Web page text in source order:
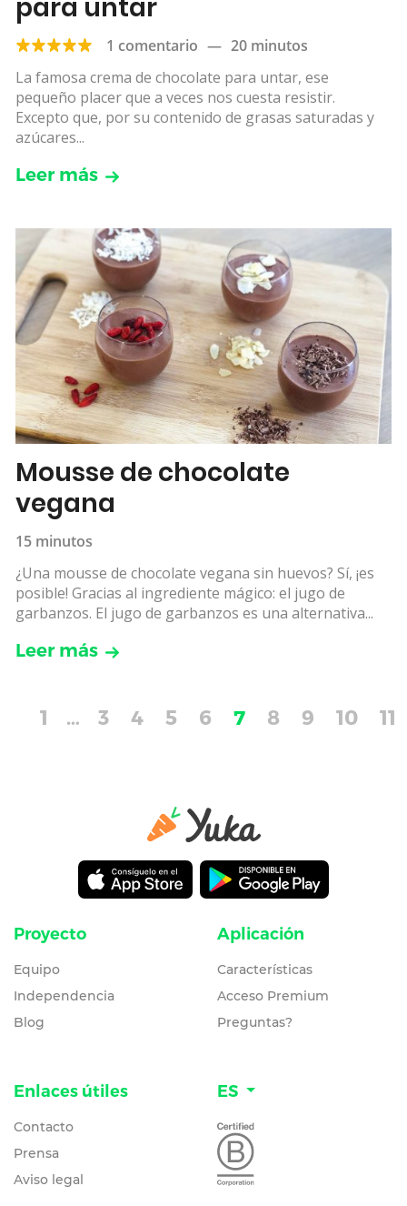
para untar
1 comentario — 20 minutos
La famosa crema de chocolate para untar, ese
pequeño placer que a veces nos cuesta resistir.
Excepto que, por su contenido de grasas saturadas y
azúcares...
Leer más
Mousse de chocolate
vegana
15 minutos
¿Una mousse de chocolate vegana sin huevos? Sí, ¡es
posible! Gracias al ingrediente mágico: el jugo de
garbanzos. El jugo de garbanzos es una alternativa...
Leer más
1 … 3 4 5 6 7 8 9 10 11
Proyecto
Equipo
Independencia
Blog
Aplicación
Características
Acceso Premium
Preguntas?
Enlaces útiles
Contacto
Prensa
Aviso legal
ES